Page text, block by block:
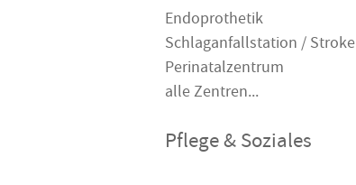
Endoprothetik
Schlaganfallstation /
Perinatalzentrum
alle Zentren...
Pflege & Soziales